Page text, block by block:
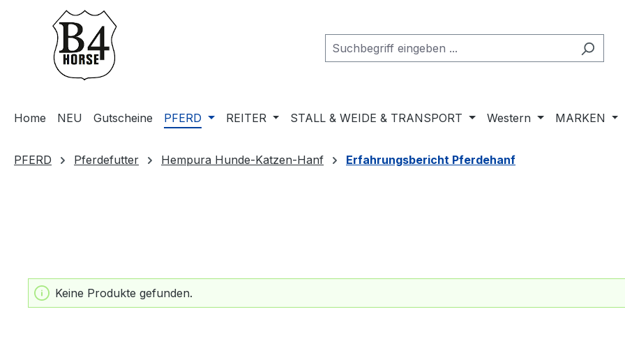
Hauptinhalt springen
Zur Suche springen
Zur Hauptnavigation springen
Home NEU Gutscheine PFERD REITER STALL & WEIDE & TRANSPORT Western MARKEN
PFERD Pferdefutter Hempura Hunde-Katzen-Hanf Erfahrungsbericht Pferdehanf
Keine Produkte gefunden.